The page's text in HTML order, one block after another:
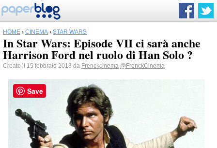
HOME › CINEMA › STAR WARS
In Star Wars: Episode VII ci sarà anche
Harrison Ford nel ruolo di Han Solo ?
Creato il 15 febbraio 2013 da Frenckcinema @FrenckCinema
Save